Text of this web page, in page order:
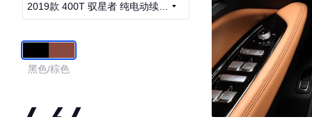
2019款 400T 驭星者 纯电动续航
黑色/棕色
4.64